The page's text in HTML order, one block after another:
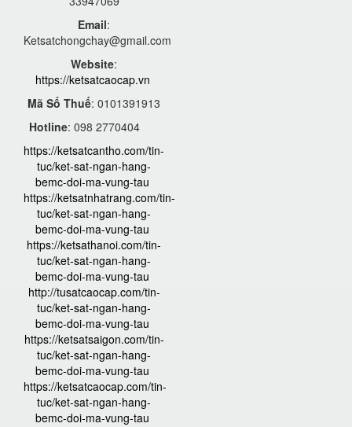
Email:
Ketsatchongchay@gmail.com
Website:
https://ketsatcaocap.vn
Mã Số Thuế: 0101391913
Hotline: 098 2770404
https://ketsatcantho.com/tin-
tuc/ket-sat-ngan-hang-
bemc-doi-ma-vung-tau
https://ketsatnhatrang.com/tin-
tuc/ket-sat-ngan-hang-
bemc-doi-ma-vung-tau
https://ketsathanoi.com/tin-
tuc/ket-sat-ngan-hang-
bemc-doi-ma-vung-tau
http://tusatcaocap.com/tin-
tuc/ket-sat-ngan-hang-
bemc-doi-ma-vung-tau
https://ketsatsaigon.com/tin-
tuc/ket-sat-ngan-hang-
bemc-doi-ma-vung-tau
https://ketsatcaocap.com/tin-
tuc/ket-sat-ngan-hang-
bemc-doi-ma-vung-tau